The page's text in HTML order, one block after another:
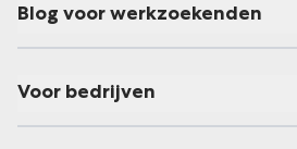
Blog voor werkzoekenden
Voor bedrijven